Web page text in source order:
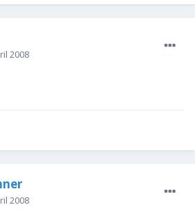
2008
2008